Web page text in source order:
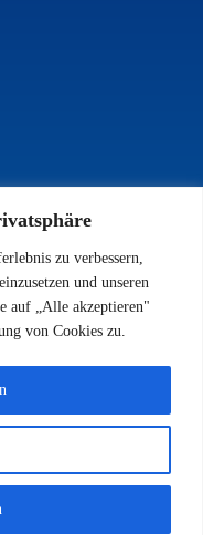
zu verbessern,
und unseren
auf „Alle akzeptieren"
von Cookies zu.
e.V.